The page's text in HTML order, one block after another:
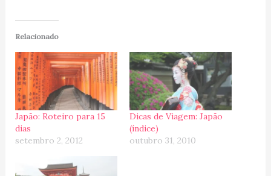
Relacionado
Japão: Roteiro para 15
dias
setembro 2, 2012
Dicas de Viagem: Japão
(índice)
outubro 31, 2010